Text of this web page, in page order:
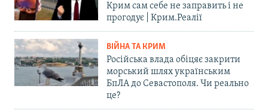
Крим сам себе не заправить і не
прогодує | Крим.Реалії
ВІЙНА ТА КРИМ
Російська влада обіцяє закрити
морський шлях українським
БпЛА до Севастополя. Чи реально
це?